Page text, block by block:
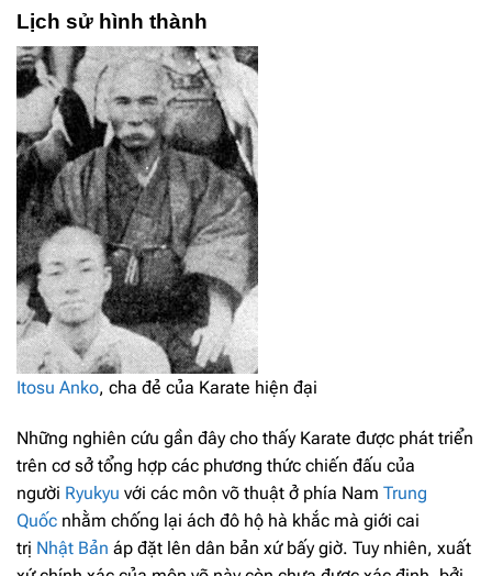
Lịch sử hình thành
Itosu Anko, cha đẻ của Karate hiện đại
Những nghiên cứu gần đây cho thấy Karate được phát triển
trên cơ sở tổng hợp các phương thức chiến đấu của
người Ryukyu với các môn võ thuật ở phía Nam Trung
Quốc nhằm chống lại ách đô hộ hà khắc mà giới cai
trị Nhật Bản áp đặt lên dân bản xứ bấy giờ. Tuy nhiên, xuất